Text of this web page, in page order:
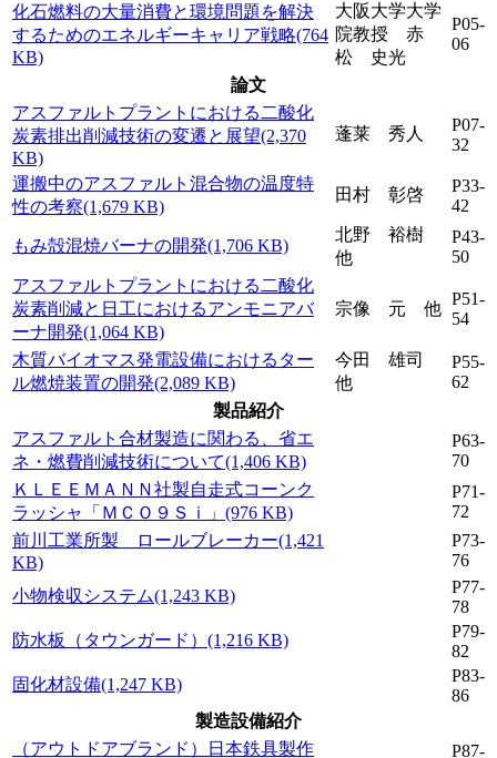
化石燃料の大量消費と環境問題を解決
するためのエネルギーキャリア戦略(764
KB)
大阪大学大学
院教授 赤
松 史光
P05-
06
論文
アスファルトプラントにおける二酸化
炭素排出削減技術の変遷と展望(2,370
KB)
蓬莱 秀人
P07-
32
運搬中のアスファルト混合物の温度特
性の考察(1,679 KB)
田村 彰啓
P33-
42
もみ殻混焼バーナの開発(1,706 KB)
北野 裕樹
他
P43-
50
アスファルトプラントにおける二酸化
炭素削減と日工におけるアンモニアバ
ーナ開発(1,064 KB)
宗像 元 他
P51-
54
木質バイオマス発電設備におけるター
ル燃焼装置の開発(2,089 KB)
今田 雄司
他
P55-
62
製品紹介
アスファルト合材製造に関わる、省エ
ネ・燃費削減技術について(1,406 KB)
P63-
70
ＫＬＥＥＭＡＮＮ社製自走式コーンク
ラッシャ「ＭＣＯ９Ｓｉ」(976 KB)
P71-
72
前川工業所製 ロールブレーカー(1,421
KB)
P73-
76
小物検収システム(1,243 KB)
P77-
78
防水板（タウンガード）(1,216 KB)
P79-
82
固化材設備(1,247 KB)
P83-
86
製造設備紹介
（アウトドアブランド）日本鉄具製作
P87-